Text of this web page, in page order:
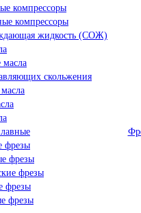
компрессоры
компрессоры
жидкость (СОЖ)
масла
скольжения
фрезы
фрезы
фрезы
фрезы
фрезы